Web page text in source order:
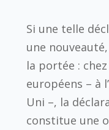
Si une telle
une
la portée :
européens – à
Uni –, la
constitue une